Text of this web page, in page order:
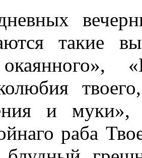
такие
и
раба